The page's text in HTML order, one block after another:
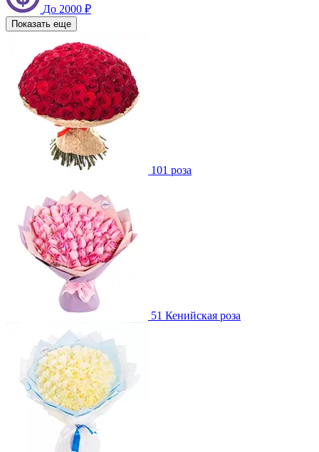
До 2000 ₽
Показать еще
101 роза
51 Кенийская роза